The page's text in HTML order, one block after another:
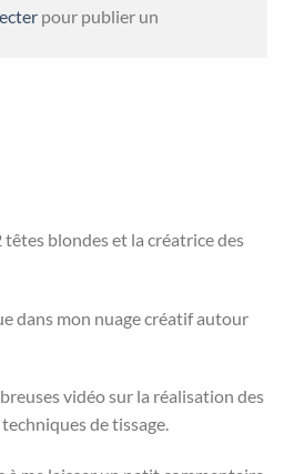
pour publier un
têtes blondes et la créatrice des
dans mon nuage créatif autour
vidéo sur la réalisation des
de tissage.